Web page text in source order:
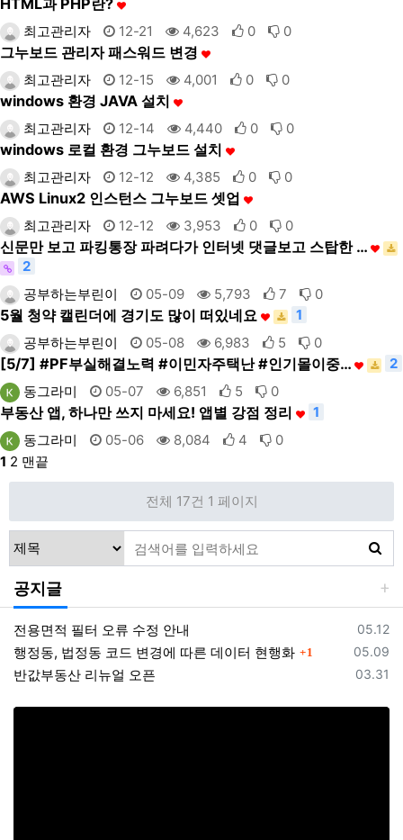
HTML과 PHP란?
최고관리자 12-21 4,623 0 0
그누보드 관리자 패스워드 변경
최고관리자 12-15 4,001 0 0
windows 환경 JAVA 설치
최고관리자 12-14 4,440 0 0
windows 로컬 환경 그누보드 설치
최고관리자 12-12 4,385 0 0
AWS Linux2 인스턴스 그누보드 셋업
최고관리자 12-12 3,953 0 0
신문만 보고 파킹통장 파려다가 인터넷 댓글보고 스탑한 …
2
공부하는부린이
05-09 5,793 7 0
5월 청약 캘린더에 경기도 많이 떠있네요
1
공부하는부린이
05-08 6,983 5 0
[5/7] #PF부실해결노력 #이민자주택난 #인기몰이중…
2
동그라미
05-07 6,851 5 0
부동산 앱, 하나만 쓰지 마세요! 앱별 강점 정리
1
동그라미
05-06 8,084 4
0
1 2 맨끝
전체 17건 1 페이지
공지글
등록일
05.12
전용면적 필터 오류 수정 안내
등록일
05.09
행정동, 법정동 코드 변경에 따른 데이터 현행화 댓글
1
등록일
03.31
반값부동산 리뉴얼 오픈